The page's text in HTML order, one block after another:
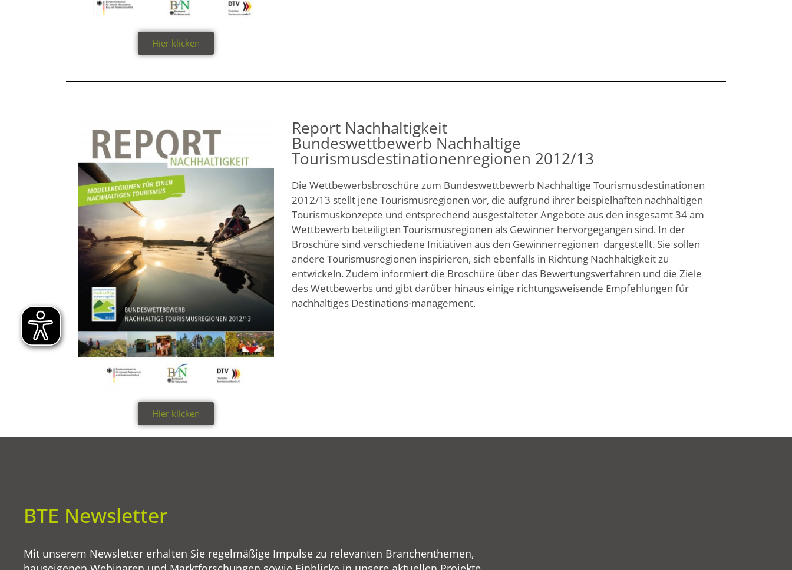
Hier klicken
Hier klicken
Report Nachhaltigkeit
Bundeswettbewerb Nachhaltige
Tourismusdestinationenregionen 2012/13
Die Wettbewerbsbroschüre zum Bundeswettbewerb Nachhaltige Tourismusdestinationen
2012/13 stellt jene Tourismusregionen vor, die aufgrund ihrer beispielhaften nachhaltigen
Tourismuskonzepte und entsprechend ausgestalteter Angebote aus den insgesamt 34 am
Wettbewerb beteiligten Tourismusregionen als Gewinner hervorgegangen sind. In der
Broschüre sind verschiedene Initiativen aus den Gewinnerregionen dargestellt. Sie sollen
andere Tourismusregionen inspirieren, sich ebenfalls in Richtung Nachhaltigkeit zu
entwickeln. Zudem informiert die Broschüre über das Bewertungsverfahren und die Ziele
des Wettbewerbs und gibt darüber hinaus einige richtungsweisende Empfehlungen für
nachhaltiges Destinations-management.
BTE Newsletter
Mit unserem Newsletter erhalten Sie regelmäßige Impulse zu relevanten Branchenthemen,